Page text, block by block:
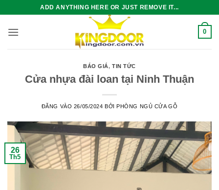
nội
ADD ANYTHING HERE OR JUST REMOVE IT...
0
BÁO GIÁ,TIN TỨC
Cửa nhựa đài loan tại Ninh Thuận
ĐĂNG VÀO 26/05/2024 BỞIPHÒNG NGỦ CỬA GỖ
26
Th5